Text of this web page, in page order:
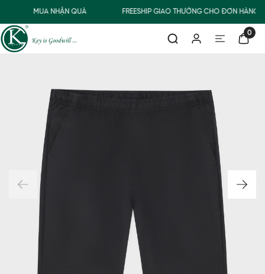
MUA NHẬN QUÀ FREESHIP GIAO THƯỜNG CHO ĐƠN HÀNG
0